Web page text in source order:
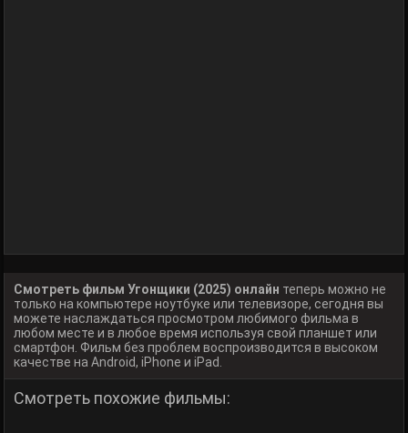
Смотреть фильм Угонщики (2025) онлайн теперь можно не
только на компьютере ноутбуке или телевизоре, сегодня вы
можете наслаждаться просмотром любимого фильма в
любом месте и в любое время используя свой планшет или
смартфон. Фильм без проблем воспроизводится в высоком
качестве на Android, iPhone и iPad.
Смотреть похожие фильмы: